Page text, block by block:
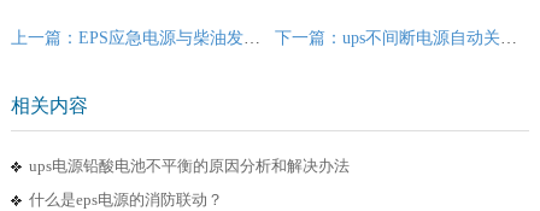
上一篇：EPS应急电源与柴油发电机对比有什么优势？
相关内容
ups电源铅酸电池不平衡的原因分析和解决办法
什么是eps电源的消防联动？